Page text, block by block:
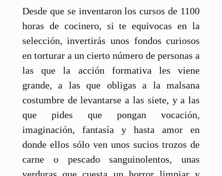
Desde que se inventaron los cursos de 1100
horas de cocinero, si te equivocas en la
selección, invertirás unos fondos curiosos
en torturar a un cierto número de personas a
las que la acción formativa les viene
grande, a las que obligas a la malsana
costumbre de levantarse a las siete, y a las
que pides que pongan vocación,
imaginación, fantasía y hasta amor en
donde ellos sólo ven unos sucios trozos de
carne o pescado sanguinolentos, unas